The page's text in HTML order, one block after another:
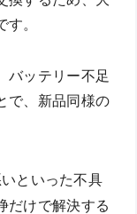
。
バッテリー不足
で、新品同様の
といった不具
だけで解決する